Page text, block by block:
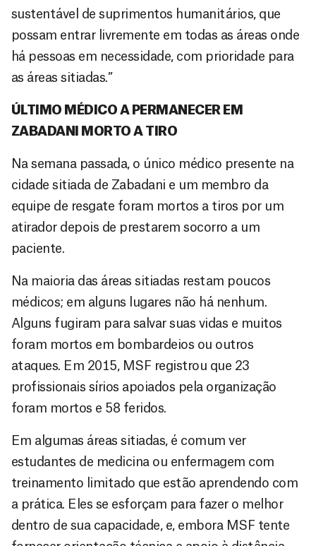
sustentável de suprimentos humanitários, que
possam entrar livremente em todas as áreas onde
há pessoas em necessidade, com prioridade para
as áreas sitiadas.”
ÚLTIMO MÉDICO A PERMANECER EM
ZABADANI MORTO A TIRO
Na semana passada, o único médico presente na
cidade sitiada de Zabadani e um membro da
equipe de resgate foram mortos a tiros por um
atirador depois de prestarem socorro a um
paciente.
Na maioria das áreas sitiadas restam poucos
médicos; em alguns lugares não há nenhum.
Alguns fugiram para salvar suas vidas e muitos
foram mortos em bombardeios ou outros
ataques. Em 2015, MSF registrou que 23
profissionais sírios apoiados pela organização
foram mortos e 58 feridos.
Em algumas áreas sitiadas, é comum ver
estudantes de medicina ou enfermagem com
treinamento limitado que estão aprendendo com
a prática. Eles se esforçam para fazer o melhor
dentro de sua capacidade, e, embora MSF tente